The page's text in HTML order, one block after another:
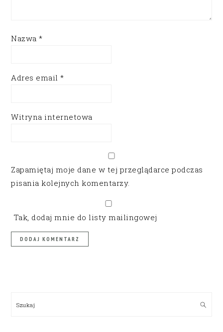
Nazwa*
Adres email*
Witryna internetowa
Zapamiętaj moje dane w tej przeglądarce podczas
pisania kolejnych komentarzy.
Tak, dodaj mnie do listy mailingowej
Szukaj